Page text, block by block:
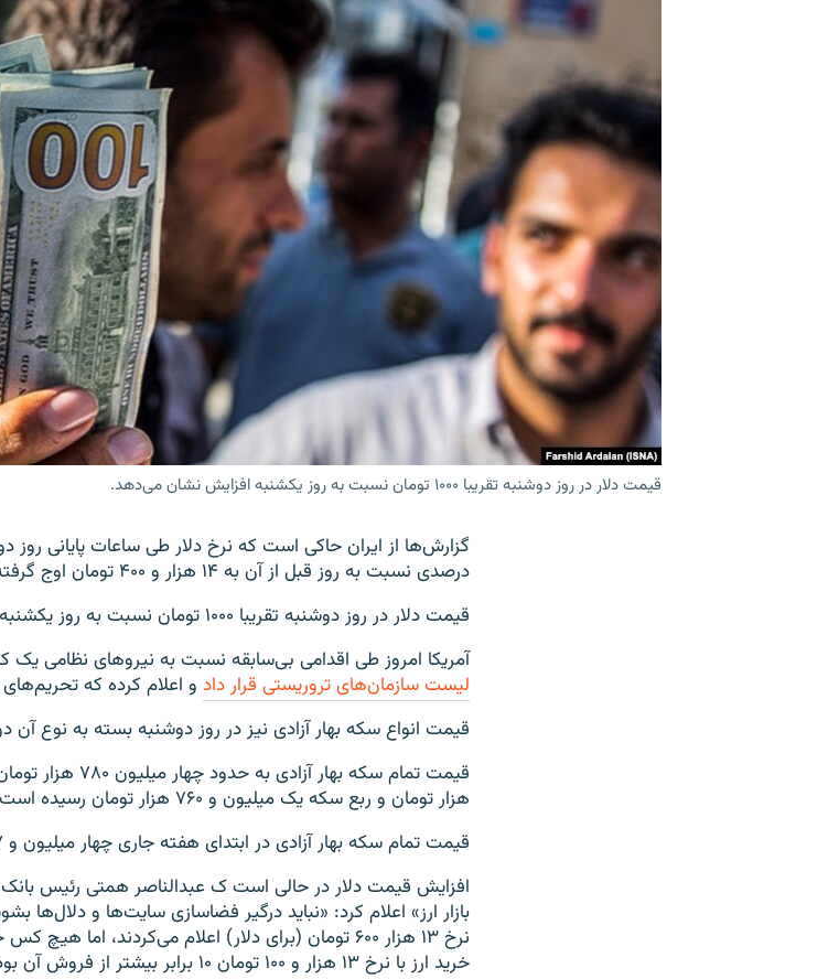
قیمت دلار در روز دوشنبه تقریبا ۱۰۰۰ تومان نسبت به روز یکشنبه افزایش نشان می‌دهد.
درصدی نسبت به روز قبل از آن به ۱۴ هزار و ۴۰۰ تومان اوج گرفته است.
قیمت دلار در روز دوشنبه تقریبا ۱۰۰۰ تومان نسبت به روز یکشنبه افزایش نشان می‌دهد.
آمریکا امروز طی اقدامی بی‌سابقه نسبت به نیروهای نظامی یک
لیست سازمان‌های تروریستی قرار داد و اعلام کرده که
قیمت انواع سکه بهار آزادی نیز در روز دوشنبه بسته به نوع آن
هزار تومان و ربع سکه یک میلیون و ۷۶۰ هزار تومان رسیده است.
قیمت تمام سکه بهار آزادی در ابتدای هفته جاری چهار میلیون و ۵۶۷ هزار تومان بود.
افزایش قیمت دلار در حالی است ک عبدالناصر همتی رئیس بانک
بازار ارز» اعلام کرد: «نباید درگیر فضاسازی سایت‌ها و دلال‌ها
نرخ ۱۳ هزار ۶۰۰ تومان (برای دلار) اعلام می‌کردند، اما
خرید ارز با نرخ ۱۳ هزار و ۱۰۰ تومان ۱۰ برابر بیشتر از فروش آن بود».